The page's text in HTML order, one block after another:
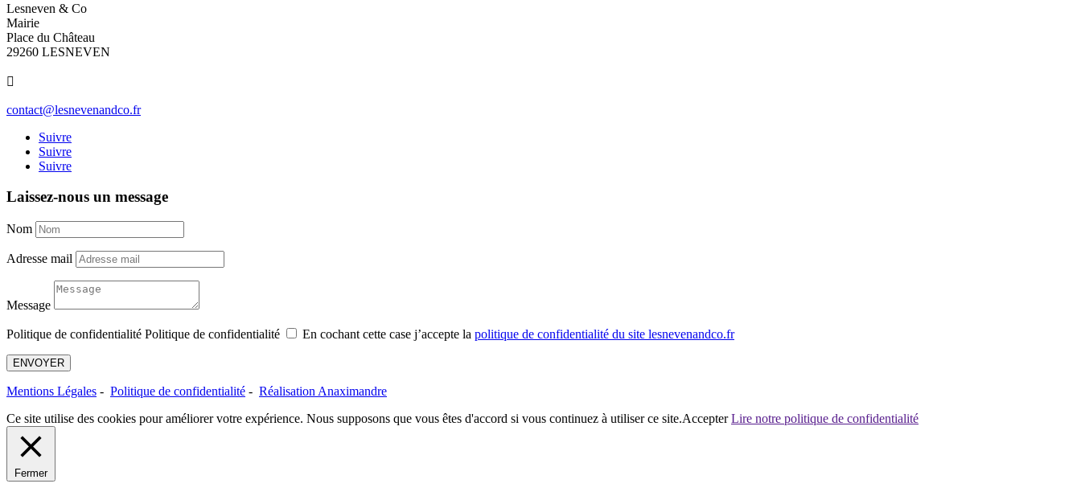
Lesneven & Co
Mairie
Place du Château
29260 LESNEVEN

contact@lesnevenandco.fr
Suivre
Suivre
Suivre
Laissez-nous un message
Nom
Adresse mail
Message
Politique de confidentialité Politique de confidentialité En cochant cette case j’accepte la politique de confidentialité du site lesnevenandco.fr
ENVOYER
Mentions Légales - Politique de confidentialité - Réalisation Anaximandre
Ce site utilise des cookies pour améliorer votre expérience. Nous supposons que vous êtes d'accord si vous continuez à utiliser ce site.Accepter Lire notre politique de confidentialité
Fermer